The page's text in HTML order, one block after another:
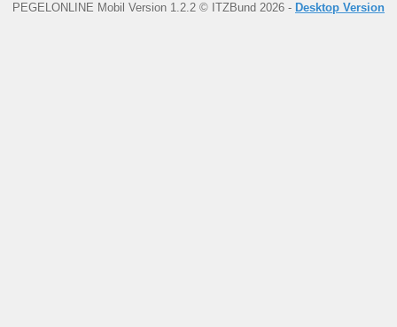
PEGELONLINE Mobil Version 1.2.2 © ITZBund 2026 - Desktop Version